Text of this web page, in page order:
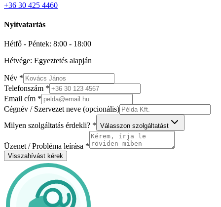
+36 30 425 4460
Nyitvatartás
Hétfő - Péntek: 8:00 - 18:00
Hétvége: Egyeztetés alapján
Név *
Telefonszám *
Email cím *
Cégnév / Szervezet neve (opcionális)
Milyen szolgáltatás érdekli? * Válasszon szolgáltatást
Üzenet / Probléma leírása *
Visszahívást kérek